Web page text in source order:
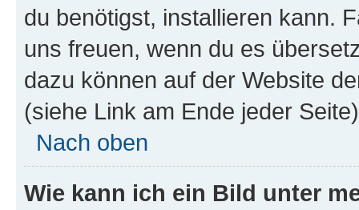
du benötigst, installieren kann.
uns freuen, wenn du es
dazu können auf der Website
(siehe Link am Ende jeder
Nach oben
Wie kann ich ein Bild unter